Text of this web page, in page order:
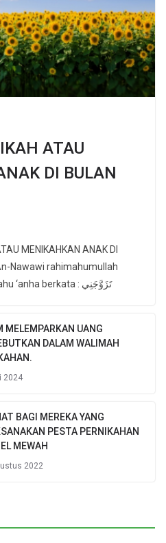
ATAU
DI BULAN
MENIKAHKAN ANAK DI
Nawawi rahimahumullah
Ta’ala Dari Aisyah radhiyallahu ‘anha berkata : تَزَوَّجَنِي
MELEMPARKAN UANG
DALAM WALIMAH
2024
BAGI MEREKA YANG
PESTA PERNIKAHAN
MEWAH
2022